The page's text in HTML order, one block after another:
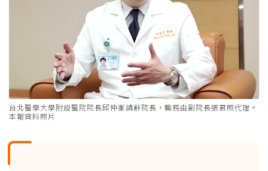
台北醫學大學附設醫院院長邱仲峯請辭院長，職務由副院長張君照代理。
本報資料照片